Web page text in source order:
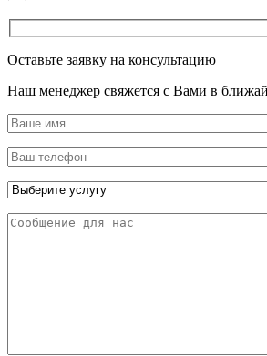
Оставьте заявку на консультацию
Наш менеджер свяжется с Вами в